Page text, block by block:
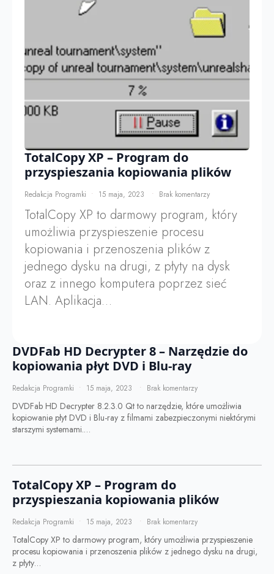
TotalCopy XP – Program do
przyspieszania kopiowania plików
Redakcja Programki 15 maja, 2023 Brak komentarzy
TotalCopy XP to darmowy program, który
umożliwia przyspieszenie procesu
kopiowania i przenoszenia plików z
jednego dysku na drugi, z płyty na dysk
oraz z innego komputera poprzez sieć
LAN. Aplikacja…
DVDFab HD Decrypter 8 – Narzędzie do
kopiowania płyt DVD i Blu-ray
Redakcja Programki 15 maja, 2023 Brak komentarzy
DVDFab HD Decrypter 8.2.3.0 Qt to narzędzie, które umożliwia
kopiowanie płyt DVD i Blu-ray z filmami zabezpieczonymi niektórymi
starszymi systemami.…
TotalCopy XP – Program do
przyspieszania kopiowania plików
Redakcja Programki 15 maja, 2023 Brak komentarzy
TotalCopy XP to darmowy program, który umożliwia przyspieszenie
procesu kopiowania i przenoszenia plików z jednego dysku na drugi,
z płyty…